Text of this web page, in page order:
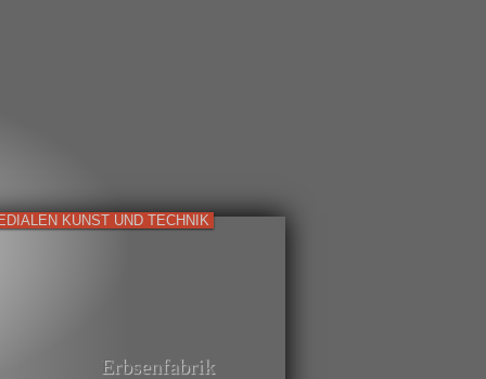
KUNST UND TECHNIK
Erbsenfabrik